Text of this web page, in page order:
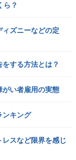
ら？
ズニーなどの定
する方法とは？
い者雇用の実態
ンキング
スなど限界を感じ